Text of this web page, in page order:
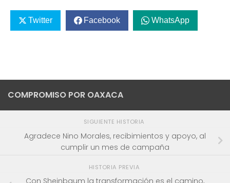
Twitter Facebook WhatsApp
COMPROMISO POR OAXACA
SIGUIENTE HISTORIA
Agradece Nino Morales, recibimientos y apoyo, al
cumplir un mes de campaña
HISTORIA PREVIA
Con Sheinbaum la transformación es el camino,